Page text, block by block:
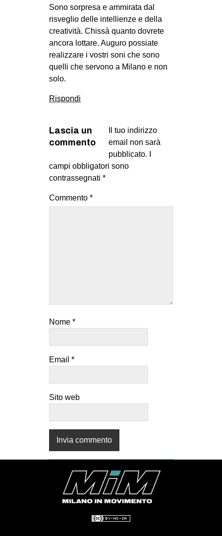
Sono sorpresa e ammirata dal
risveglio delle intellienze e della
creatività. Chissà quanto dovrete
ancora lottare. Auguro possiate
realizzare i vostri soni che sono
quelli che servono a Milano e non
solo.
Rispondi
Lascia un
commento
Il tuo indirizzo
email non sarà
pubblicato.
campi obbligatori sono
contrassegnati *
Commento *
Nome *
Email *
Sito web